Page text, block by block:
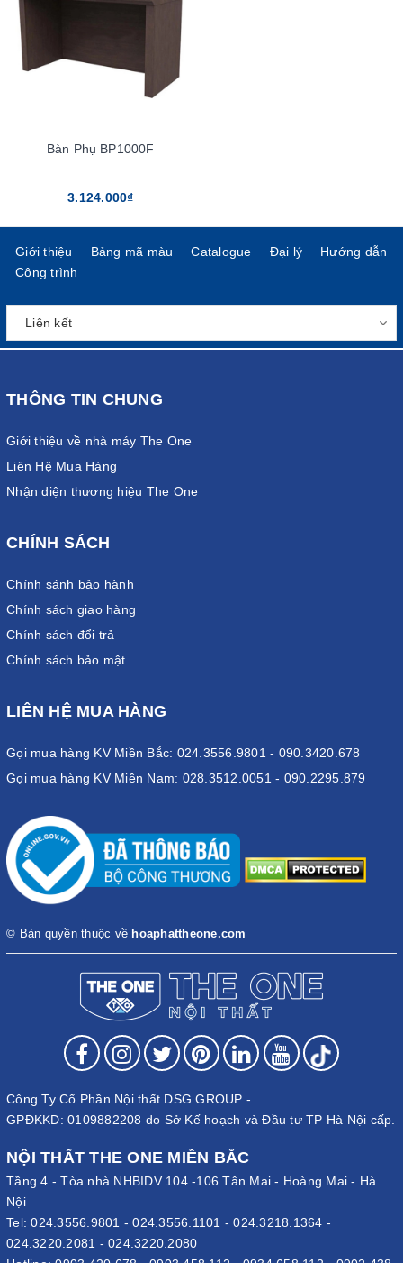
Bàn Phụ BP1000F
3.124.000₫
Giới thiệu Bảng mã màu Catalogue Đại lý
Hướng dẫn
Công trình
THÔNG TIN CHUNG
Giới thiệu về nhà máy The One
Liên Hệ Mua Hàng
Nhận diện thương hiệu The One
CHÍNH SÁCH
Chính sánh bảo hành
Chính sách giao hàng
Chính sách đổi trả
Chính sách bảo mật
LIÊN HỆ MUA HÀNG
Gọi mua hàng KV Miền Bắc: 024.3556.9801 - 090.3420.678
Gọi mua hàng KV Miền Nam: 028.3512.0051 - 090.2295.879
© Bản quyền thuộc về hoaphattheone.com
Công Ty Cổ Phần Nội thất DSG GROUP -
GPĐKKD: 0109882208 do Sở Kế hoạch và Đầu tư TP Hà Nội cấp.
NỘI THẤT THE ONE MIỀN BẮC
Tầng 4 - Tòa nhà NHBIDV 104 -106 Tân Mai - Hoàng Mai - Hà
Nội
Tel:024.3556.9801 -024.3556.1101 -024.3218.1364 -
024.3220.2081 - 024.3220.2080